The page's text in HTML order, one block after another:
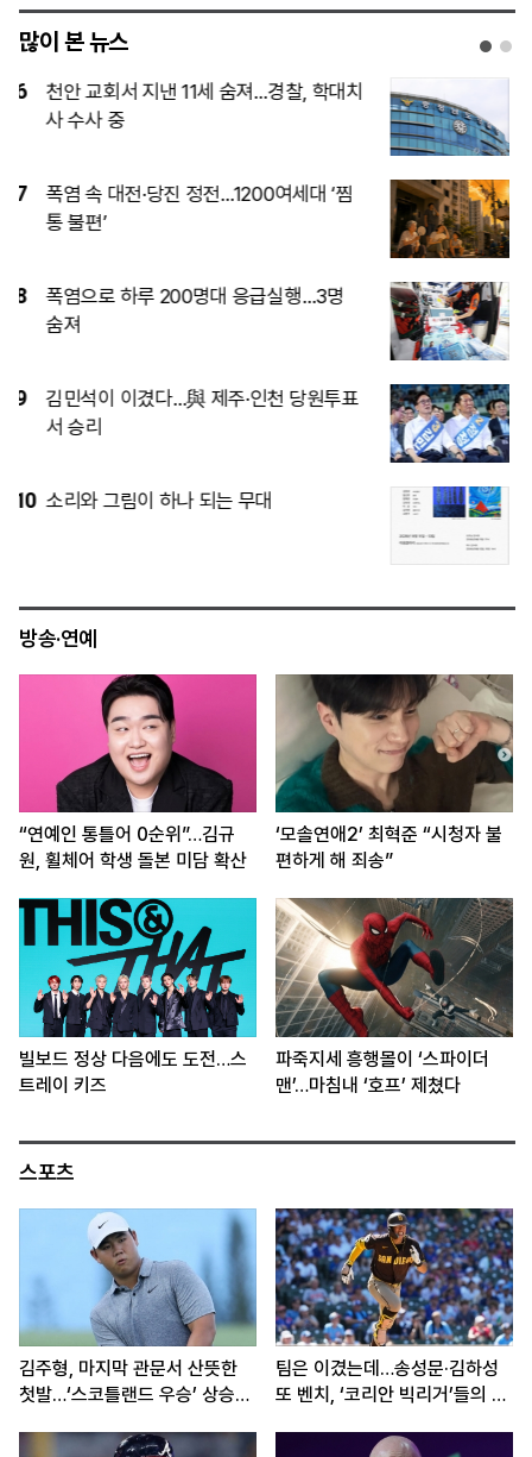
많이 본 뉴스
1
“결혼 망설이는 일 없어야”…李, ‘결혼 페
널티’ 22개 과제 점검 지시
2
[속보] 김민석, 與전당대회 제주·인천 당
원투표서 승리
3
이재명 대통령이 직접 챙기는 ‘결혼 페널
티’, 뭐가 바뀌나
4
제주·인천 당심은 김민석…정청래와 누적
득표 ‘초박빙’
5
[공연 어땠어?] 에스파, 3만 5000명과 연
방송·연예
“연예인 통틀어 0순위”…김규
원, 휠체어 학생 돌본 미담 확산
‘모솔연애2’ 최혁준 “시청자 불
편하게 해 죄송”
빌보드 정상 다음에도 도전…스
트레이 키즈
파죽지세 흥행몰이 ‘스파이더
맨’…마침내 ‘호프’ 제쳤다
스포츠
김주형, 마지막 관문서 산뜻한
첫발…‘스코틀랜드 우승’ 상승세
팀은 이겼는데…송성문·김하성
또 벤치, ‘코리안 빅리거’들의 고